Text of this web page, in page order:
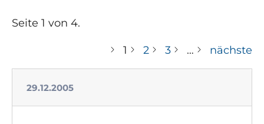
Seite 1 von 4.
1 2 3 … nächste
29.12.2005